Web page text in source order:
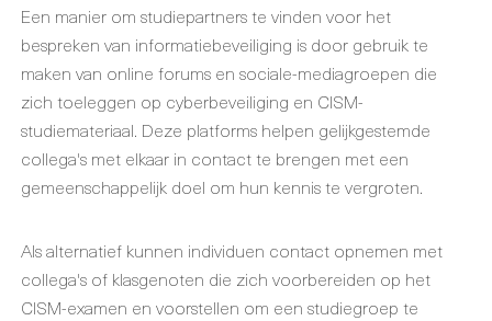
Een manier om studiepartners te vinden voor het
bespreken van informatiebeveiliging is door gebruik te
maken van online forums en sociale-mediagroepen die
zich toeleggen op cyberbeveiliging en CISM-
studiemateriaal. Deze platforms helpen gelijkgestemde
collega's met elkaar in contact te brengen met een
gemeenschappelijk doel om hun kennis te vergroten.
Als alternatief kunnen individuen contact opnemen met
collega's of klasgenoten die zich voorbereiden op het
CISM-examen en voorstellen om een studiegroep te